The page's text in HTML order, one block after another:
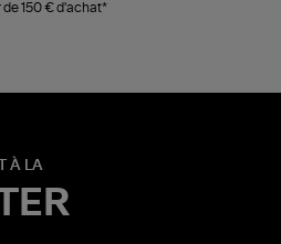
de 150 € d'achat*
À LA